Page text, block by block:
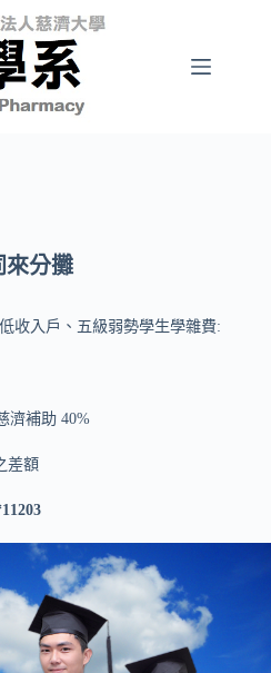
來分攤
收入戶、五級弱勢學生學雜費:
濟補助 40%
差額